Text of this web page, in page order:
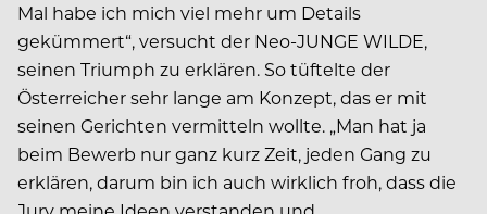
Mal habe ich mich viel mehr um Details
gekümmert“, versucht der Neo-JUNGE WILDE,
seinen Triumph zu erklären. So tüftelte der
Österreicher sehr lange am Konzept, das er mit
seinen Gerichten vermitteln wollte. „Man hat ja
beim Bewerb nur ganz kurz Zeit, jeden Gang zu
erklären, darum bin ich auch wirklich froh, dass die